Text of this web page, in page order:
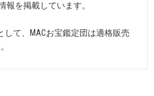
報を掲載しています。
して、MACお宝鑑定団は適格販売